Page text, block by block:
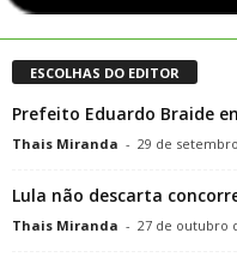
ESCOLHAS DO EDITOR
Prefeito Eduardo Braide
Thais Miranda - 29 de
Lula não descarta
Thais Miranda - 27 de outubro